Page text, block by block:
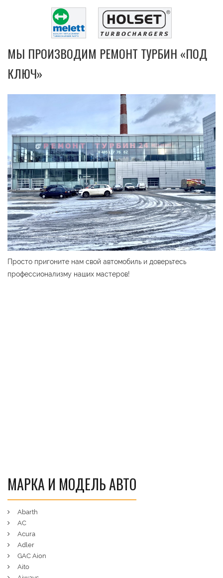
МЫ ПРОИЗВОДИМ РЕМОНТ ТУРБИН «ПОД
КЛЮЧ»
Просто пригоните нам свой автомобиль и доверьтесь
профессионализму наших мастеров!
МАРКА И МОДЕЛЬ АВТО
Abarth
AC
Acura
Adler
GAC Aion
Aito